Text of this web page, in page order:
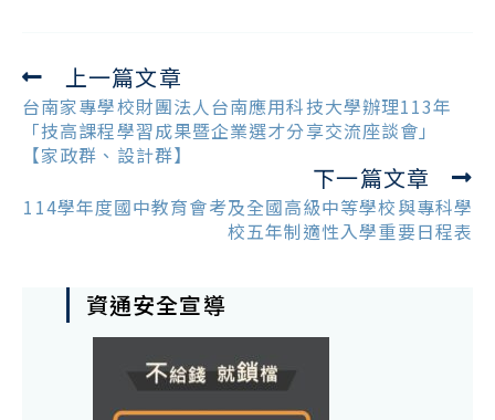
Read
more
articles
上一篇文章
台南家專學校財團法人台南應用科技大學辦理113年
「技高課程學習成果暨企業選才分享交流座談會」
【家政群、設計群】
下一篇文章
114學年度國中教育會考及全國高級中等學校與專科學
校五年制適性入學重要日程表
資通安全宣導